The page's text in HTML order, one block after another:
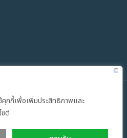
คุกกี้เพื่อเพิ่มประสิทธิภาพและ
ซต์
มศาสตร์ มหาวิทยาลัยเทคโนโลยีราช
คลธัญบุรี